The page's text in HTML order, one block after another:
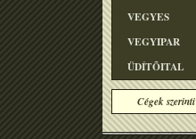
VEGYES
VEGYIPAR
ÜDÍTÕITAL
Cégek